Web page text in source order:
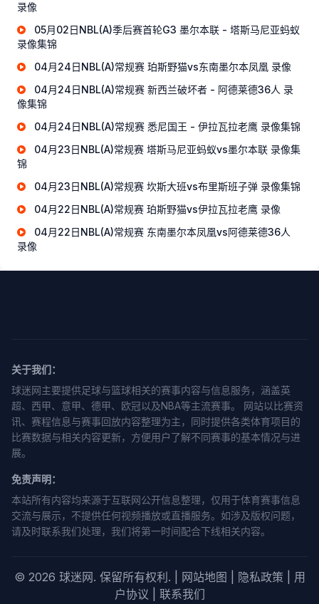
录像
05月02日NBL(A)季后赛首轮G3 墨尔本联 - 塔斯马尼亚蚂蚁
录像集锦
04月24日NBL(A)常规赛 珀斯野猫vs东南墨尔本凤凰 录像
04月24日NBL(A)常规赛 新西兰破坏者 - 阿德莱德36人 录
像集锦
04月24日NBL(A)常规赛 悉尼国王 - 伊拉瓦拉老鹰 录像集锦
04月23日NBL(A)常规赛 塔斯马尼亚蚂蚁vs墨尔本联 录像集
锦
04月23日NBL(A)常规赛 坎斯大班vs布里斯班子弹 录像集锦
04月22日NBL(A)常规赛 珀斯野猫vs伊拉瓦拉老鹰 录像
04月22日NBL(A)常规赛 东南墨尔本凤凰vs阿德莱德36人
录像
关于我们：
球迷网主要提供足球与篮球相关的赛事内容与信息服务，涵盖英
超、西甲、意甲、德甲、欧冠以及NBA等主流赛事。 网站以比赛资
讯、赛程信息与赛事回放内容整理为主，同时提供各类体育项目的
比赛数据与相关内容更新，方便用户了解不同赛事的基本情况与进
展。
免责声明：
本站所有内容均来源于互联网公开信息整理，仅用于体育赛事信息
交流与展示，不提供任何视频播放或直播服务。如涉及版权问题，
请及时联系我们处理，我们将第一时间配合下线相关内容。
© 2026 球迷网. 保留所有权利. | 网站地图 隐私政策
用
户协议
联系我们